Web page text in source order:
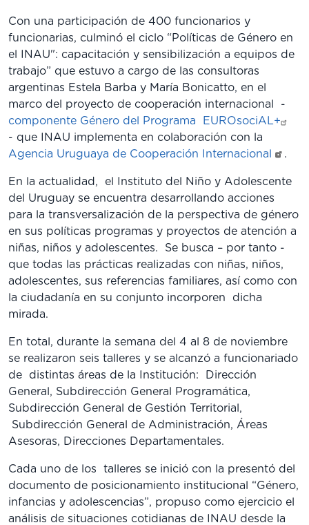
Con una participación de 400 funcionarios y
funcionarias, culminó el ciclo “Políticas de Género en
el INAU": capacitación y sensibilización a equipos de
trabajo” que estuvo a cargo de las consultoras
argentinas Estela Barba y María Bonicatto, en el
marco del proyecto de cooperación internacional -
componente Género del Programa EUROsociAL+
- que INAU implementa en colaboración con la
Agencia Uruguaya de Cooperación Internacional
.
En la actualidad, el Instituto del Niño y Adolescente
del Uruguay se encuentra desarrollando acciones
para la transversalización de la perspectiva de género
en sus políticas programas y proyectos de atención a
niñas, niños y adolescentes. Se busca – por tanto -
que todas las prácticas realizadas con niñas, niños,
adolescentes, sus referencias familiares, así como con
la ciudadanía en su conjunto incorporen dicha
mirada.
En total, durante la semana del 4 al 8 de noviembre
se realizaron seis talleres y se alcanzó a funcionariado
de distintas áreas de la Institución: Dirección
General, Subdirección General Programática,
Subdirección General de Gestión Territorial,
Subdirección General de Administración, Áreas
Asesoras, Direcciones Departamentales.
Cada uno de los talleres se inició con la presentó del
documento de posicionamiento institucional “Género,
infancias y adolescencias”, propuso como ejercicio el
análisis de situaciones cotidianas de INAU desde la